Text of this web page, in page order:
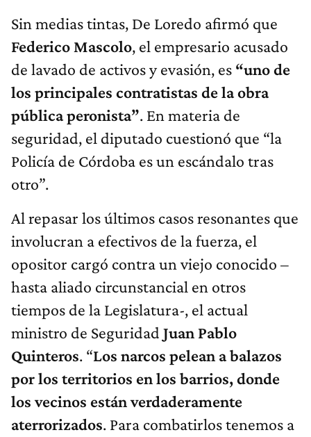
Sin medias tintas, De Loredo afirmó que
Federico Mascolo, el empresario acusado
de lavado de activos y evasión, es “uno de
los principales contratistas de la obra
pública peronista”. En materia de
seguridad, el diputado cuestionó que “la
Policía de Córdoba es un escándalo tras
otro”.
Al repasar los últimos casos resonantes que
involucran a efectivos de la fuerza, el
opositor cargó contra un viejo conocido –
hasta aliado circunstancial en otros
tiempos de la Legislatura-, el actual
ministro de Seguridad Juan Pablo
Quinteros. “Los narcos pelean a balazos
por los territorios en los barrios, donde
los vecinos están verdaderamente
aterrorizados. Para combatirlos tenemos a